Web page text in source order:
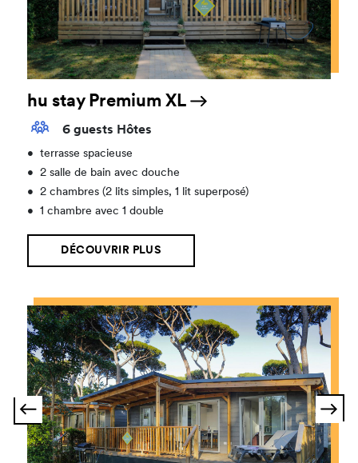
hu stay Premium XL
6 guests Hôtes
•
terrasse spacieuse
•
2 salle de bain avec douche
•
2 chambres (2 lits simples, 1 lit superposé)
•
1 chambre avec 1 double
DÉCOUVRIR PLUS